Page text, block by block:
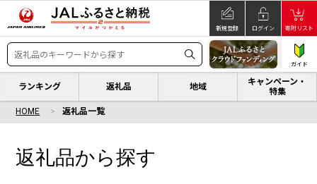
新規登録 ログイン 寄附リスト
ガイド
ランキング 返礼品 地域
キャンペーン・
特集
HOME 返礼品一覧
返礼品から探す